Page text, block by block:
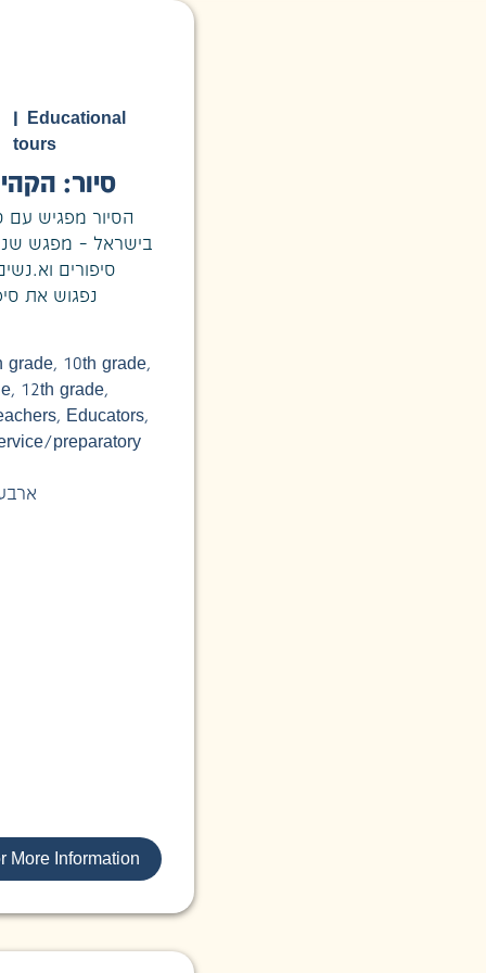
|
Educational
tours
סיור:
הסיור מפגיש
בישראל – מפגש
סיפורים
נפגוש את
grade, 10th grade,
, 12th grade,
, Educators,
preparatory
More Information